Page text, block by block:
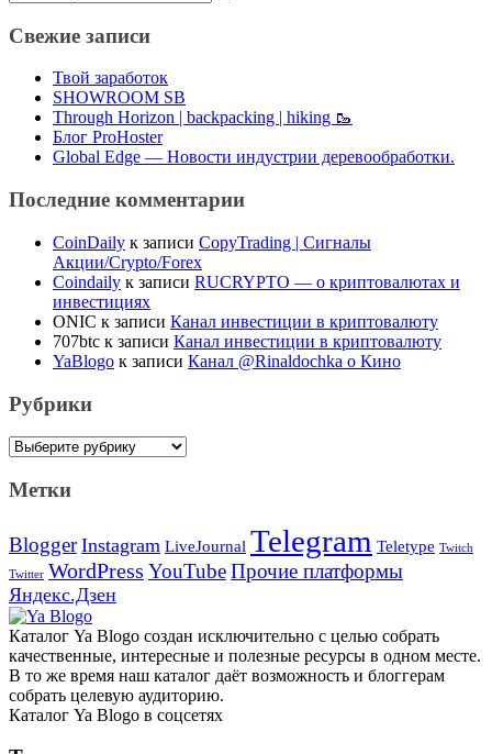
Свежие записи
Твой заработок
SHOWROOM SB
Through Horizon | backpacking | hiking 🥾
Блог ProHoster
Global Edge — Новости индустрии деревообработки.
Последние комментарии
CoinDaily к записи CopyTrading | Сигналы
Акции/Crypto/Forex
Coindaily к записи RUCRYPTO — о криптовалютах и
инвестициях
ONIC к записи Канал инвестиции в криптовалюту
707btc к записи Канал инвестиции в криптовалюту
YaBlogo к записи Канал @Rinaldochka о Кино
Рубрики
Рубрики
Метки
Blogger Instagram LiveJournal Telegram Teletype Twitch
Twitter WordPress YouTubeПрочие платформы
Яндекс.Дзен
Каталог Ya Blogo создан исключительно с целью собрать
качественные, интересные и полезные ресурсы в одном месте.
В то же время наш каталог даёт возможность и блоггерам
собрать целевую аудиторию.
Каталог Ya Blogo в соцсетях